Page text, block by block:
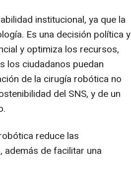
institucional, ya que la
Es una decisión política y
y optimiza los recursos,
los ciudadanos puedan
de la cirugía robótica no
del SNS, y de un
reduce las
además de facilitar una